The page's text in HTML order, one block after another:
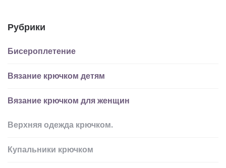
Рубрики
Бисероплетение
Вязание крючком детям
Вязание крючком для женщин
Верхняя одежда крючком.
Купальники крючком